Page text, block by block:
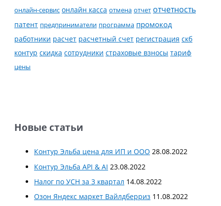
онлайн-сервис онлайн касса отмена отчет отчетность
патент предприниматели программа промокод
работники расчет расчетный счет регистрация скб
контур скидка сотрудники страховые взносы тариф
цены
Новые статьи
Контур Эльба цена для ИП и ООО 28.08.2022
Контур Эльба API & AI 23.08.2022
Налог по УСН за 3 квартал 14.08.2022
Озон Яндекс маркет Вайлдберриз 11.08.2022